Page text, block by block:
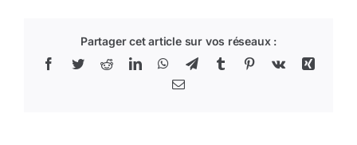
Partager cet article sur vos réseaux :
Facebook
TwitterRedditLinkedInWhatsApp
TelegramTumblr Pinterest
Vk
Xing
Email